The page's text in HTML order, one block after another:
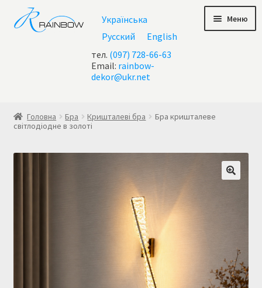
Перейти
до
навігації
Перейти
до
контенту
Українська
Русский
English
тел. (097) 728-66-63
Email: rainbow-
dekor@ukr.net
Меню
Головна Бра Кришталеві бра
Бра кришталеве
світлодіодне в золоті